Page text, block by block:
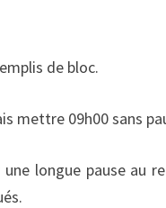
de bloc.
mettre 09h00 sans
longue pause au